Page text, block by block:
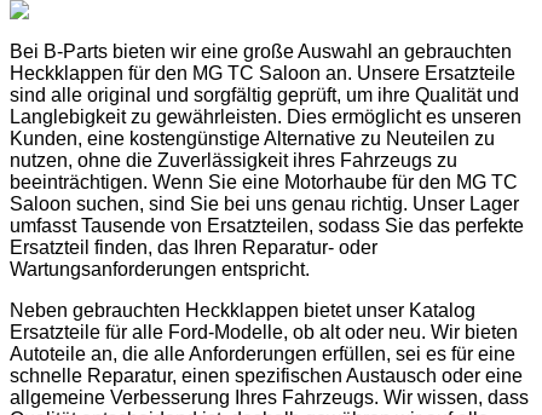
Bei B-Parts bieten wir eine große Auswahl an gebrauchten
Heckklappen für den MG TC Saloon an. Unsere Ersatzteile
sind alle original und sorgfältig geprüft, um ihre Qualität und
Langlebigkeit zu gewährleisten. Dies ermöglicht es unseren
Kunden, eine kostengünstige Alternative zu Neuteilen zu
nutzen, ohne die Zuverlässigkeit ihres Fahrzeugs zu
beeinträchtigen. Wenn Sie eine Motorhaube für den MG TC
Saloon suchen, sind Sie bei uns genau richtig. Unser Lager
umfasst Tausende von Ersatzteilen, sodass Sie das perfekte
Ersatzteil finden, das Ihren Reparatur- oder
Wartungsanforderungen entspricht.
Neben gebrauchten Heckklappen bietet unser Katalog
Ersatzteile für alle Ford-Modelle, ob alt oder neu. Wir bieten
Autoteile an, die alle Anforderungen erfüllen, sei es für eine
schnelle Reparatur, einen spezifischen Austausch oder eine
allgemeine Verbesserung Ihres Fahrzeugs. Wir wissen, dass